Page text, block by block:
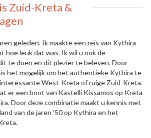
Zuid-Kreta &
geleden. Ik maakte een reis van Kythira
hoe leuk dat was. Ik wil u ook de
te doen en dit plezier te beleven. Door
het mogelijk om het authentieke Kythira te
West-Kreta of ruige Zuid-Kreta.
er een boot van Kastelli Kissamos op Kreta
Door deze combinatie maakt u kennis met
van de jaren '50 op Kythira en het